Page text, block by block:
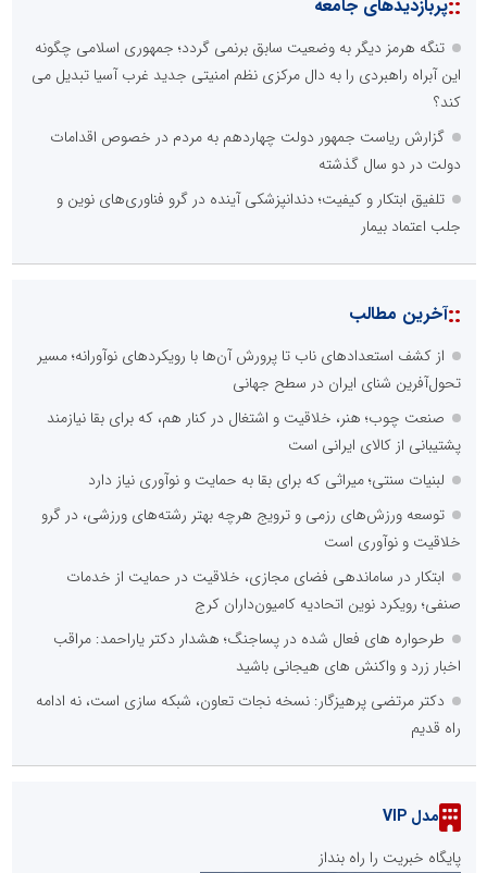
پربازدیدهای جامعه
تنگه هرمز دیگر به وضعیت سابق برنمی گردد؛ جمهوری اسلامی چگونه
این آبراه راهبردی را به دال مرکزی نظم امنیتی جدید غرب آسیا تبدیل می
کند؟
گزارش ریاست جمهور دولت چهاردهم به مردم در خصوص اقدامات
دولت در دو سال گذشته
تلفیق ابتکار و کیفیت؛ دندانپزشکی آینده در گرو فناوری‌های نوین و
جلب اعتماد بیمار
::آخرین مطالب
از کشف استعدادهای ناب تا پرورش آن‌ها با رویکردهای نوآورانه؛ مسیر
تحول‌آفرین شنای ایران در سطح جهانی
صنعت چوب؛ هنر، خلاقیت و اشتغال در کنار هم، که برای بقا نیازمند
پشتیبانی از کالای ایرانی است
لبنیات سنتی؛ میراثی که برای بقا به حمایت و نوآوری نیاز دارد
توسعه ورزش‌های رزمی و ترویج هرچه بهتر رشته‌های ورزشی، در گرو
خلاقیت و نوآوری است
ابتکار در ساماندهی فضای مجازی، خلاقیت در حمایت از خدمات
صنفی؛ رویکرد نوین اتحادیه کامیون‌داران کرج
طرحواره های فعال شده در پساجنگ؛ هشدار دکتر یاراحمد: مراقب
اخبار زرد و واکنش های هیجانی باشید
دکتر مرتضی پرهیزگار: نسخه نجات تعاون، شبکه سازی است، نه ادامه
راه قدیم
مدل VIP
پایگاه خبریت را راه بنداز